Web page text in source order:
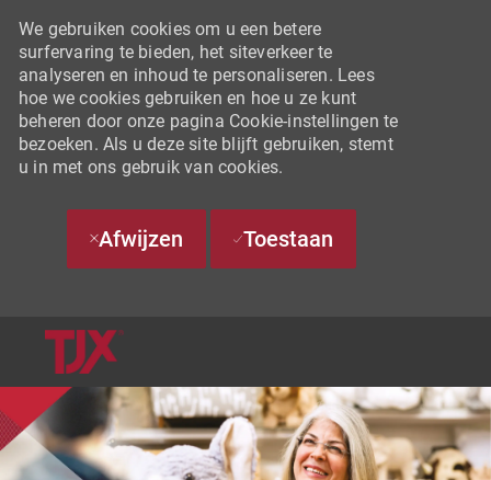
We gebruiken cookies om u een betere
surfervaring te bieden, het siteverkeer te
analyseren en inhoud te personaliseren. Lees
hoe we cookies gebruiken en hoe u ze kunt
beheren door onze pagina Cookie-instellingen te
bezoeken. Als u deze site blijft gebruiken, stemt
u in met ons gebruik van cookies.
Afwijzen Toestaan